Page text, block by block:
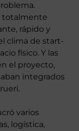
totalmente
rápido y
clima de start-
físico. Y las
el proyecto,
integrados
varios
logística,